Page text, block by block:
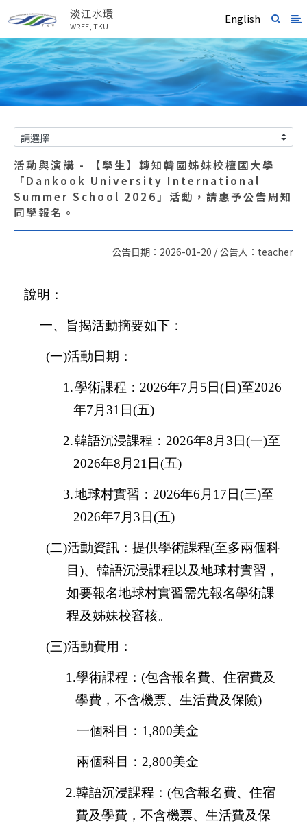
淡江水環
WREE, TKU
English
活動與演講 - 【學生】轉知韓國姊妹校檀國大學
「Dankook University International
Summer School 2026」活動，請惠予公告周知
同學報名。
公告日期：2026-01-20 / 公告人：teacher
說明：
一、旨揭活動摘要如下：
(一)活動日期：
1.學術課程： 2026年7 月 5 日(日)至2026
年7 月 31 日(五)
2.韓語沉浸課程： 2026年8 月 3 日(一)至
2026年8 月 21 日(五)
3.地球村實習： 2026年6 月 17 日(三)至
2026年7 月 3 日(五)
(二)活動資訊：提供學術課程(至多兩個科
目 )、韓語沉浸課程以及地球村實習，
如要報名地球村實習需先報名學術課
程及姊妹校審核。
(三)活動費用：
1.學術課程： (包含報名費、住宿費及
學費，不含機票、生活費及保險)
一個科目： 1,800美金
兩個科目： 2,800美金
2.韓語沉浸課程： (包含報名費、住宿
費及學費，不含機票、生活費及保